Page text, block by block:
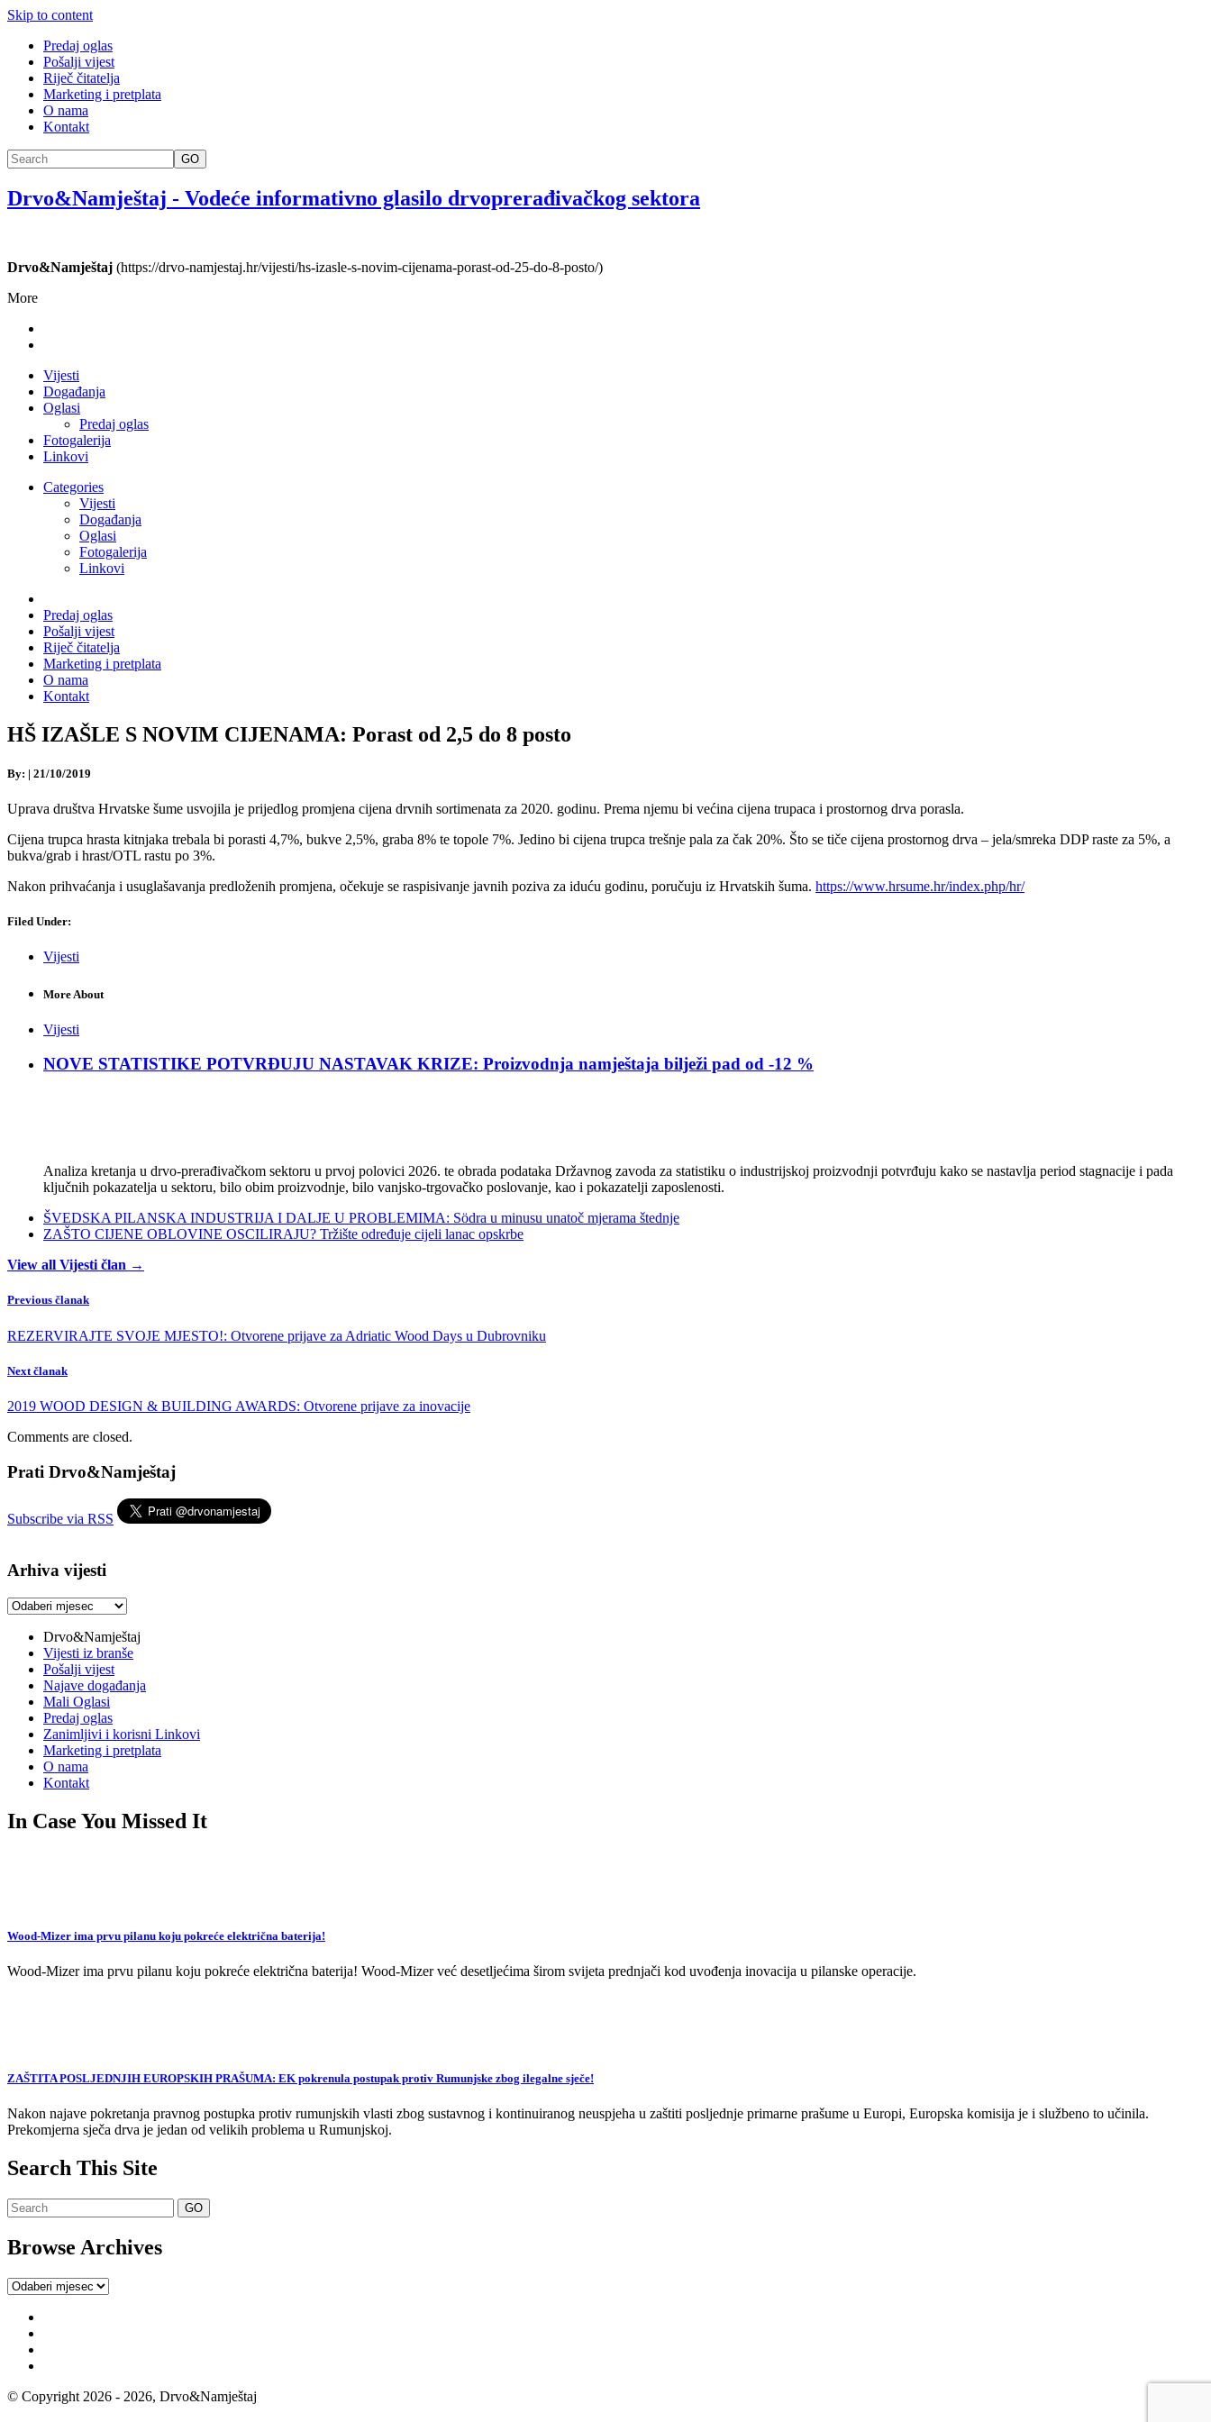
Skip to content
Predaj oglas
Pošalji vijest
Riječ čitatelja
Marketing i pretplata
O nama
Kontakt
GO
Drvo&Namještaj - Vodeće informativno glasilo drvoprerađivačkog sektora
Drvo&Namještaj (https://drvo-namjestaj.hr/vijesti/hs-izasle-s-novim-cijenama-porast-od-25-do-8-posto/)
More
Vijesti
Događanja
Oglasi
Predaj oglas
Fotogalerija
Linkovi
Categories
Vijesti
Događanja
Oglasi
Fotogalerija
Linkovi
Predaj oglas
Pošalji vijest
Riječ čitatelja
Marketing i pretplata
O nama
Kontakt
HŠ IZAŠLE S NOVIM CIJENAMA: Porast od 2,5 do 8 posto
By: | 21/10/2019
Uprava društva Hrvatske šume usvojila je prijedlog promjena cijena drvnih sortimenata za 2020. godinu. Prema njemu bi većina cijena trupaca i prostornog drva porasla.
Cijena trupca hrasta kitnjaka trebala bi porasti 4,7%, bukve 2,5%, graba 8% te topole 7%. Jedino bi cijena trupca trešnje pala za čak 20%. Što se tiče cijena prostornog drva – jela/smreka DDP raste za 5%, a
bukva/grab i hrast/OTL rastu po 3%.
Nakon prihvaćanja i usuglašavanja predloženih promjena, očekuje se raspisivanje javnih poziva za iduću godinu, poručuju iz Hrvatskih šuma. https://www.hrsume.hr/index.php/hr/
Filed Under:
Vijesti
More About
Vijesti
NOVE STATISTIKE POTVRĐUJU NASTAVAK KRIZE: Proizvodnja namještaja bilježi pad od -12 %
Analiza kretanja u drvo-prerađivačkom sektoru u prvoj polovici 2026. te obrada podataka Državnog zavoda za statistiku o industrijskoj proizvodnji potvrđuju kako se nastavlja period stagnacije i pada
ključnih pokazatelja u sektoru, bilo obim proizvodnje, bilo vanjsko-trgovačko poslovanje, kao i pokazatelji zaposlenosti.
ŠVEDSKA PILANSKA INDUSTRIJA I DALJE U PROBLEMIMA: Södra u minusu unatoč mjerama štednje
ZAŠTO CIJENE OBLOVINE OSCILIRAJU? Tržište određuje cijeli lanac opskrbe
View all Vijesti član →
Previous članak
REZERVIRAJTE SVOJE MJESTO!: Otvorene prijave za Adriatic Wood Days u Dubrovniku
Next članak
2019 WOOD DESIGN & BUILDING AWARDS: Otvorene prijave za inovacije
Comments are closed.
Prati Drvo&Namještaj
Subscribe via RSS
Arhiva vijesti
Arhiva
Drvo&Namještaj
Vijesti iz branše
Pošalji vijest
Najave događanja
Mali Oglasi
Predaj oglas
Zanimljivi i korisni Linkovi
Marketing i pretplata
O nama
Kontakt
In Case You Missed It
Wood-Mizer ima prvu pilanu koju pokreće električna baterija!
Wood-Mizer ima prvu pilanu koju pokreće električna baterija! Wood-Mizer već desetljećima širom svijeta prednjači kod uvođenja inovacija u pilanske operacije.
ZAŠTITA POSLJEDNJIH EUROPSKIH PRAŠUMA: EK pokrenula postupak protiv Rumunjske zbog ilegalne sječe!
Nakon najave pokretanja pravnog postupka protiv rumunjskih vlasti zbog sustavnog i kontinuiranog neuspjeha u zaštiti posljednje primarne prašume u Europi, Europska komisija je i službeno to učinila.
Prekomjerna sječa drva je jedan od velikih problema u Rumunjskoj.
Search This Site
Browse Archives
Browse
© Copyright 2026 - 2026, Drvo&Namještaj